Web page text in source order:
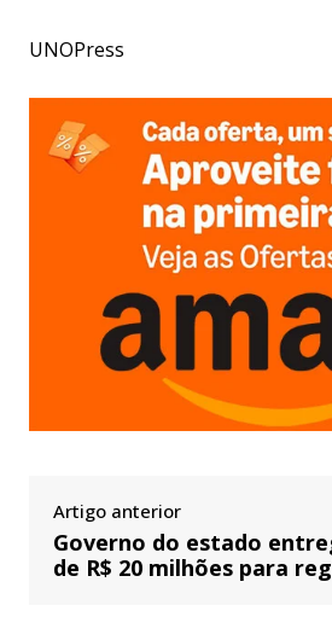
UNOPress
Artigo anterior
Governo do estado
de R$ 20 milhões para